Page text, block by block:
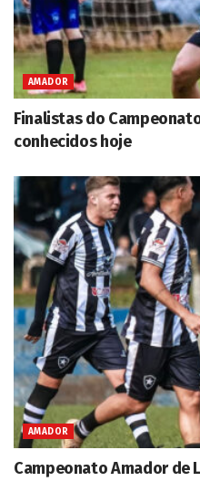
AMADOR
Finalistas do
conhecidos hoje
AMADOR
Campeonato Amador de